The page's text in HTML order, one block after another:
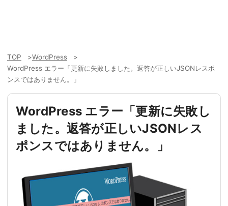
TOP
WordPress
WordPress エラー「更新に失敗しました。返答が正しいJSONレスポ
ンスではありません。」
WordPress エラー「更新に失敗し
ました。返答が正しいJSONレス
ポンスではありません。」